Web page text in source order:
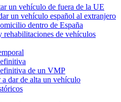
un vehículo de fuera de la UE
un vehículo español al extranjero
dentro de España
rehabilitaciones de vehículos
de un VMP
dar de alta un vehículo